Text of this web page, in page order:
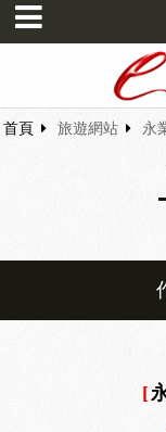
首頁 旅遊網站 永
[